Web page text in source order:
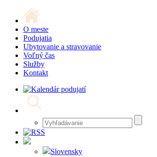
O meste
Podujatia
Ubytovanie a stravovanie
Voľný čas
Služby
Kontakt
Slovensky